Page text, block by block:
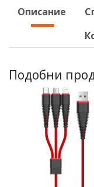
Описание
Подобни